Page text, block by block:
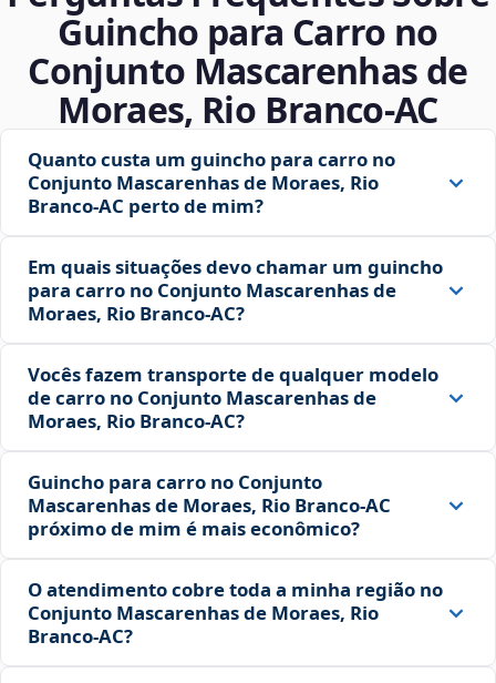
Guincho para Carro no
Conjunto Mascarenhas de
Moraes, Rio Branco‑AC
Quanto custa um guincho para carro no
Conjunto Mascarenhas de Moraes, Rio
Branco‑AC perto de mim?
Em quais situações devo chamar um guincho
para carro no Conjunto Mascarenhas de
Moraes, Rio Branco‑AC?
Vocês fazem transporte de qualquer modelo
de carro no Conjunto Mascarenhas de
Moraes, Rio Branco‑AC?
Guincho para carro no Conjunto
Mascarenhas de Moraes, Rio Branco‑AC
próximo de mim é mais econômico?
O atendimento cobre toda a minha região no
Conjunto Mascarenhas de Moraes, Rio
Branco‑AC?